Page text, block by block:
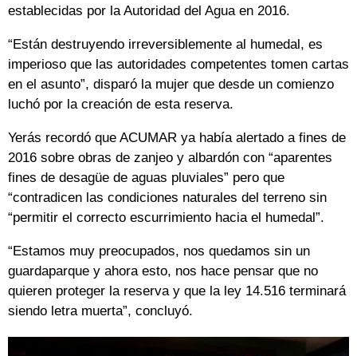
establecidas por la Autoridad del Agua en 2016.
“Están destruyendo irreversiblemente al humedal, es
imperioso que las autoridades competentes tomen cartas
en el asunto”, disparó la mujer que desde un comienzo
luchó por la creación de esta reserva.
Yerás recordó que ACUMAR ya había alertado a fines de
2016 sobre obras de zanjeo y albardón con “aparentes
fines de desagüe de aguas pluviales” pero que
“contradicen las condiciones naturales del terreno sin
“permitir el correcto escurrimiento hacia el humedal”.
“Estamos muy preocupados, nos quedamos sin un
guardaparque y ahora esto, nos hace pensar que no
quieren proteger la reserva y que la ley 14.516 terminará
siendo letra muerta”, concluyó.